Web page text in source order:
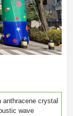
crystal
wave